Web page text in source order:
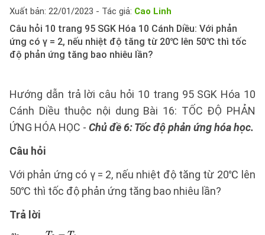
Xuất bản: 22/01/2023 - Tác giả: Cao Linh
Câu hỏi 10 trang 95 SGK Hóa 10 Cánh Diều: Với phản
ứng có γ = 2, nếu nhiệt độ tăng từ 20℃ lên 50℃ thì tốc
độ phản ứng tăng bao nhiêu lần?
Hướng dẫn trả lời câu hỏi 10 trang 95 SGK Hóa 10
Cánh Diều thuộc nội dung Bài 16: TỐC ĐỘ PHẢN
ỨNG HÓA HỌC - Chủ đề 6: Tốc độ phản ứng hóa học.
Câu hỏi
Với phản ứng có γ = 2, nếu nhiệt độ tăng từ 20℃ lên
50℃ thì tốc độ phản ứng tăng bao nhiêu lần?
Trả lời